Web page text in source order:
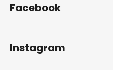
Facebook
Instagram